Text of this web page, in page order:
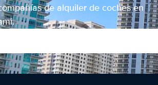
de alquiler de coches en